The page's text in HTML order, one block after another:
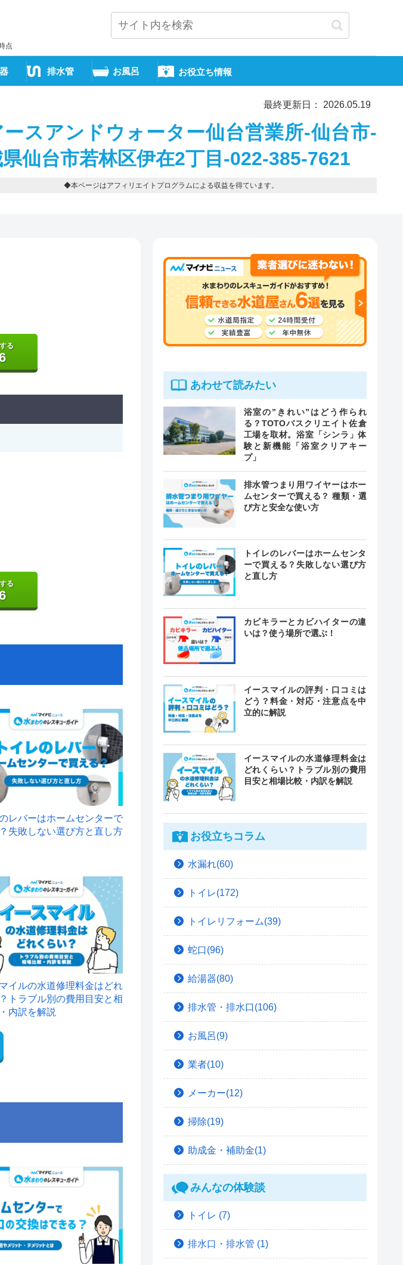
点
排水管 お風呂 お役立ち情報
最終更新日： 2026.05.19
ースアンドウォーター仙台営業所-仙台市-
仙台市若林区伊在2丁目-022-385-7621
◆本ページはアフィリエイトプログラムによる収益を得ています。
る
る
のレバーはホームセンターで
失敗しない選び方と直し方
イルの水道修理料金はどれ
トラブル別の費用目安と相
内訳を解説
あわせて読みたい
浴室の”きれい”はどう作られ
る？TOTOバスクリエイト佐倉
工場を取材。浴室「シンラ」体
験と新機能「浴室クリアキー
プ」
排水管つまり用ワイヤーはホー
ムセンターで買える？ 種類・選
び方と安全な使い方
トイレのレバーはホームセンタ
ーで買える？失敗しない選び方
と直し方
カビキラーとカビハイターの違
いは？使う場所で選ぶ！
イースマイルの評判・口コミは
どう？料金・対応・注意点を中
立的に解説
イースマイルの水道修理料金は
どれくらい？トラブル別の費用
目安と相場比較・内訳を解説
お役立ちコラム
水漏れ(60)
トイレ(172)
トイレリフォーム(39)
蛇口(96)
給湯器(80)
排水管・排水口(106)
お風呂(9)
業者(10)
メーカー(12)
掃除(19)
助成金・補助金(1)
みんなの体験談
トイレ (7)
排水口・排水管 (1)